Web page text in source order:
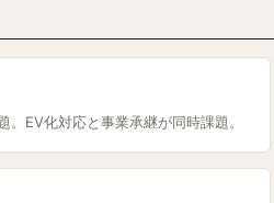
EV化対応と事業承継が同時課題。